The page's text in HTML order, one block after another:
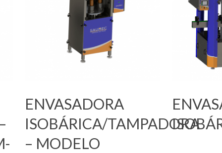
ENVASADORA
ISOBÁRICA/TAMPADORA
– MODELO